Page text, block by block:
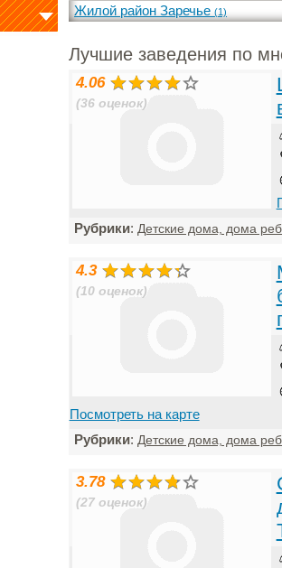
Жилой район Заречье(1)
Лучшие заведения по
4.06
(36 оценок)
Рубрики: Детские дома, дома
4.3
(10 оценок)
Посмотреть на карте
Рубрики: Детские дома, дома
3.78
(27 оценок)